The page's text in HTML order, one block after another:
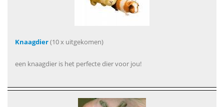
Knaagdier(10 x uitgekomen)
een knaagdier is het perfecte dier voor jou!